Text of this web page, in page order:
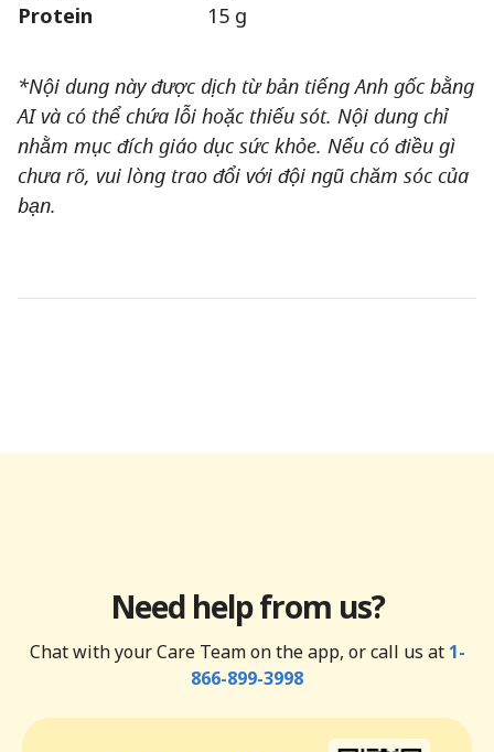
Protein
15 g
*Nội dung này được dịch từ bản tiếng Anh gốc bằng
AI và có thể chứa lỗi hoặc thiếu sót. Nội dung chỉ
nhằm mục đích giáo dục sức khỏe. Nếu có điều gì
chưa rõ, vui lòng trao đổi với đội ngũ chăm sóc của
bạn.
Need help from us?
Chat with your Care Team on the app, or call us at 1-
866-899-3998